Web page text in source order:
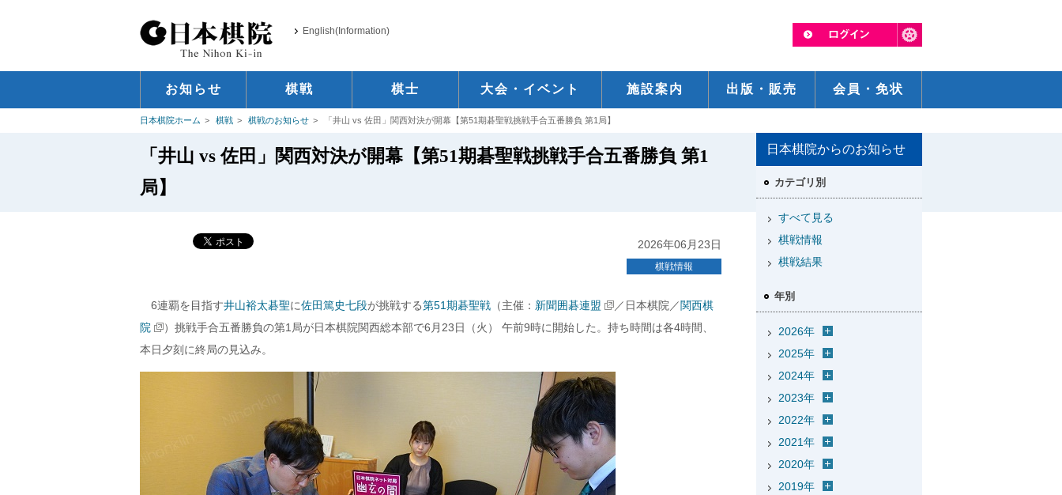
English(Information)
お知らせ 棋戦 棋士 大会・イベント 施設案内 出版・販売 会員・免状
日本棋院ホーム 棋戦 棋戦のお知らせ 「井山 vs 佐田」関西対決が開幕【第51期碁聖戦挑戦手合五番勝負 第1局】
「井山 vs 佐田」関西対決が開幕【第51期碁聖戦挑戦手合五番勝負 第1
局】
2026年06月23日
棋戦情報
6連覇を目指す井山裕太碁聖に佐田篤史七段が挑戦する第51期碁聖戦 （主催： 新聞囲碁連盟 ／日本棋院／関西棋
院
）挑戦手合五番勝負の第1局が日本棋院関西総本部で6月23日（火） 午前9時に開始した。持ち時間は各4時間、
本日夕刻に終局の見込み。
日本棋院からのお知らせ
カテゴリ別
すべて見る
棋戦情報
棋戦結果
年別
2026年
2025年
2024年
2023年
2022年
2021年
2020年
2019年